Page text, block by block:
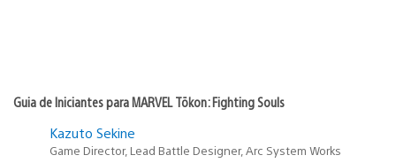
Guia de Iniciantes para MARVEL Tōkon: Fighting Souls
Kazuto Sekine
Game Director, Lead Battle Designer, Arc System Works